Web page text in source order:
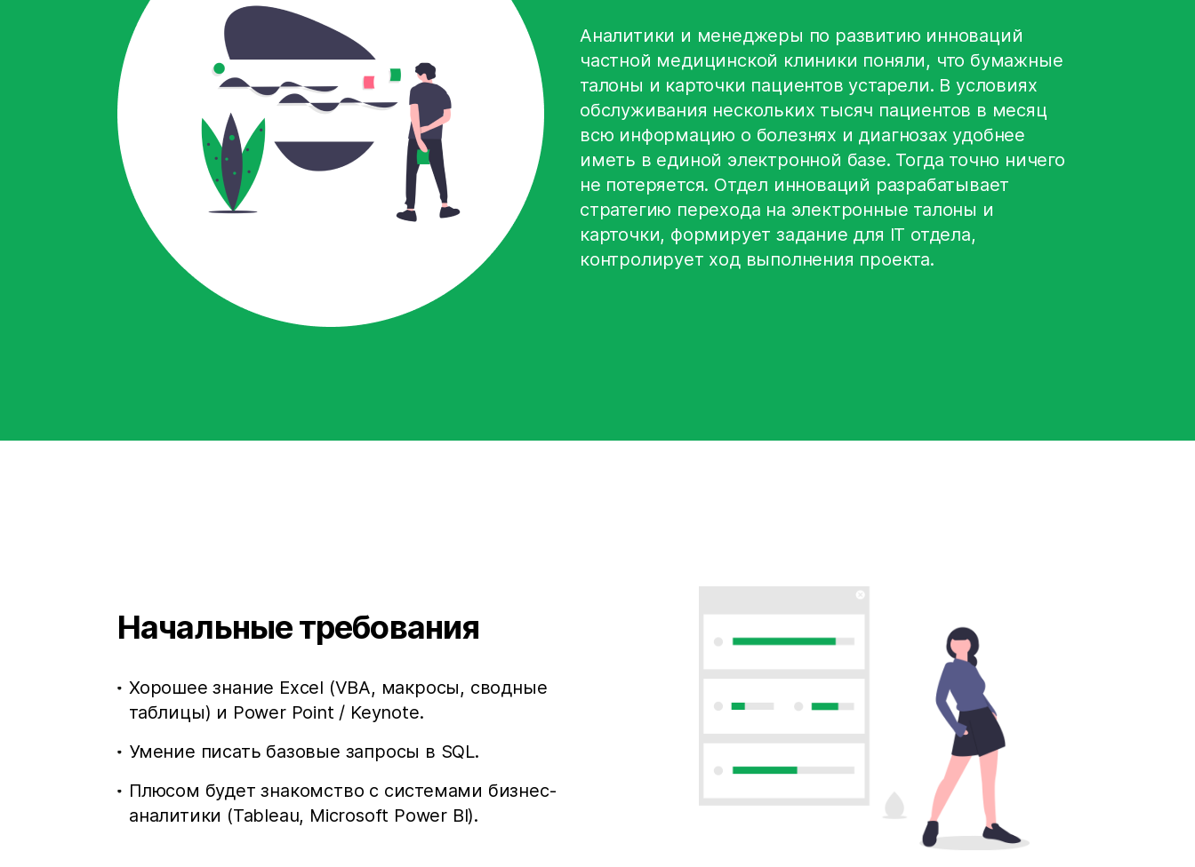
Аналитики и менеджеры по развитию инноваций
частной медицинской клиники поняли, что бумажные
талоны и карточки пациентов устарели. В условиях
обслуживания нескольких тысяч пациентов в месяц
всю информацию о болезнях и диагнозах удобнее
иметь в единой электронной базе. Тогда точно ничего
не потеряется. Отдел инноваций разрабатывает
стратегию перехода на электронные талоны и
карточки, формирует задание для IT отдела,
контролирует ход выполнения проекта.
Начальные требования
Хорошее знание Excel (VBA, макросы, сводные
таблицы) и Power Point / Keynote.
Умение писать базовые запросы в SQL.
Плюсом будет знакомство с системами бизнес-
аналитики (Tableau, Microsoft Power BI).